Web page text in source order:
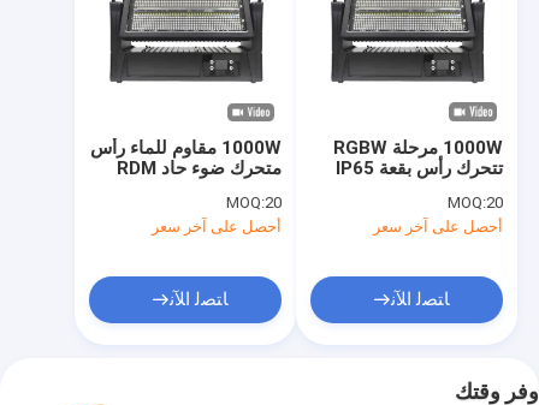
1000W مقاوم للماء رأس
متحرك ضوء حاد RDM
MOQ:20
أحصل على آخر سعر
ﺎﺘﺼﻟ ﺍﻶﻧ
1000W مرحلة RGBW
تتحرك رأس بقعة IP65
MOQ:20
أحصل على آخر سعر
ﺎﺘﺼﻟ ﺍﻶﻧ
وفر وقتك